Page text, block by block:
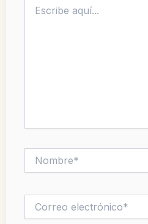
aquí...
electrónico*